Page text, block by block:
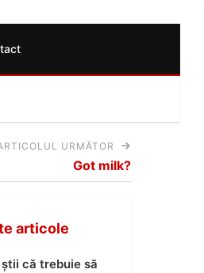
URMĂTOR
Got milk?
articole
că trebuie să